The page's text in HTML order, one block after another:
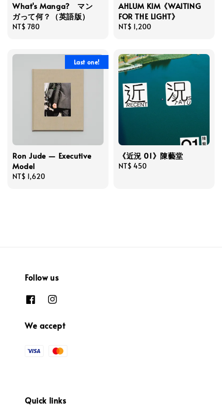
What's Manga? マン
ガって何？（英語版）
Regular
NT$ 780
AHLUM KIM《WAITING
FOR THE LIGHT》
Regular
NT$ 1,200
Last one!
Ron Jude — Executive
Model
Regular
NT$ 1,620
《近況 01》陳藝堂
Regular
NT$ 450
Follow us
We accept
Quick links